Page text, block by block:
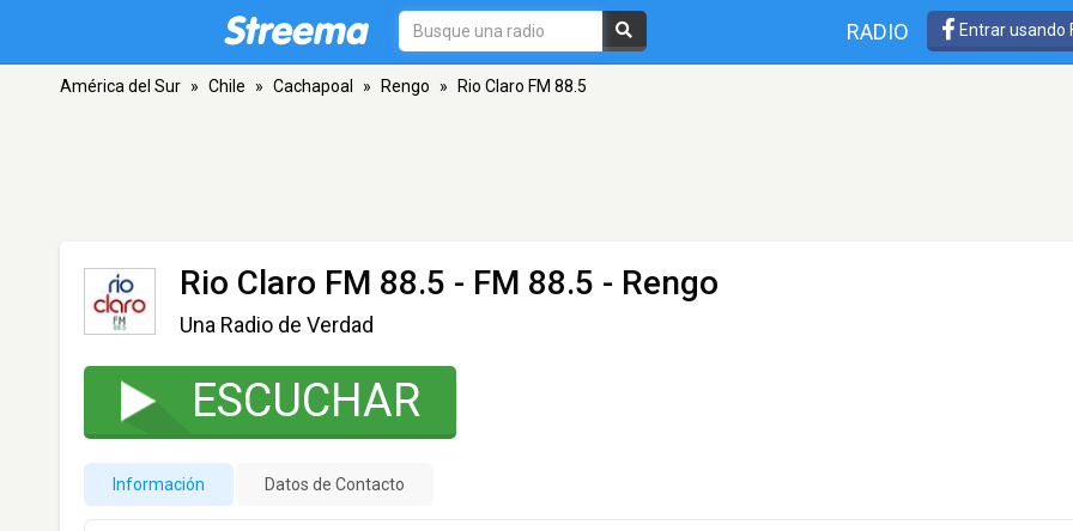
RADIO Entrar usando
América del Sur » Chile » Cachapoal » Rengo » Rio Claro FM 88.5
Rio Claro FM 88.5 - FM 88.5 - Rengo
Una Radio de Verdad
ESCUCHAR
Información Datos de Contacto